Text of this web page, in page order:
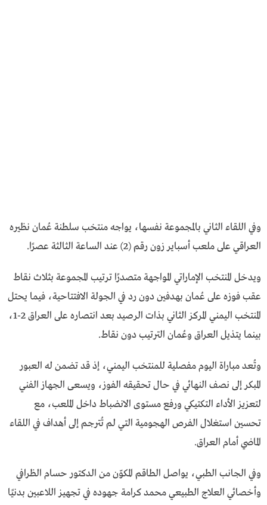
وفي اللقاء الثاني بالمجموعة نفسها، يواجه منتخب سلطنة عُمان نظيره
العراقي على ملعب أسباير زون رقم (2) عند الساعة الثالثة عصرًا.
ويدخل المنتخب الإماراتي المواجهة متصدرًا ترتيب المجموعة بثلاث نقاط
عقب فوزه على عُمان بهدفين دون رد في الجولة الافتتاحية، فيما يحتل
المنتخب اليمني المركز الثاني بذات الرصيد بعد انتصاره على العراق 2-1،
بينما يتذيل العراق وعُمان الترتيب دون نقاط.
وتُعد مباراة اليوم مفصلية للمنتخب اليمني، إذ قد تضمن له العبور
المبكر إلى نصف النهائي في حال تحقيقه الفوز، ويسعى الجهاز الفني
لتعزيز الأداء التكتيكي ورفع مستوى الانضباط داخل الملعب، مع
تحسين استغلال الفرص الهجومية التي لم تُترجم إلى أهداف في اللقاء
الماضي أمام العراق.
وفي الجانب الطبي، يواصل الطاقم المكوّن من الدكتور حسام الظرافي
وأخصائي العلاج الطبيعي محمد كرامة جهوده في تجهيز اللاعبين بدنيًا